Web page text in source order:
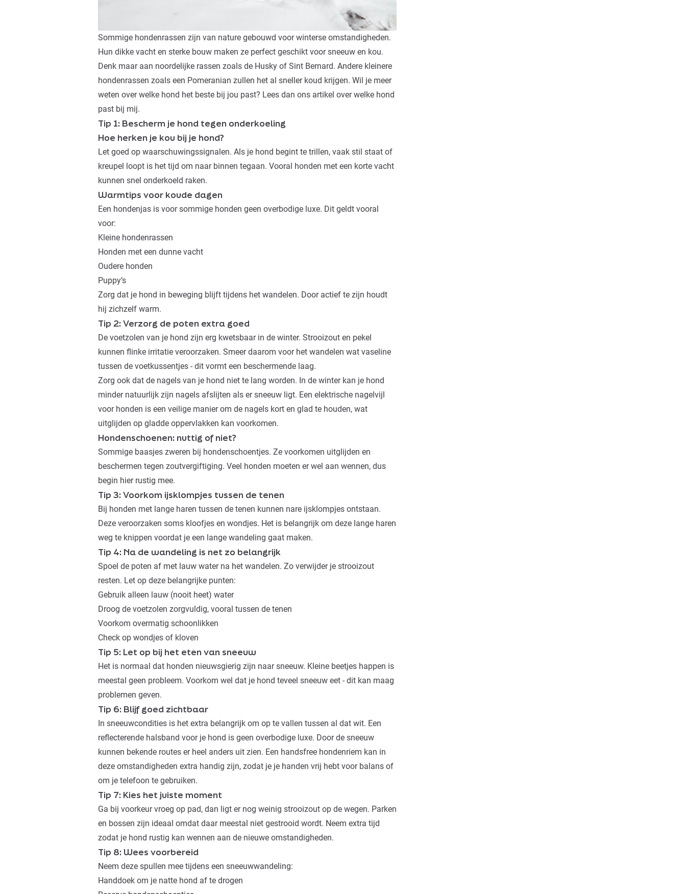
Sommige hondenrassen zijn van nature gebouwd voor winterse omstandigheden.
Hun dikke vacht en sterke bouw maken ze perfect geschikt voor sneeuw en kou.
Denk maar aan noordelijke rassen zoals de Husky of Sint Bernard. Andere kleinere
hondenrassen zoals een Pomeranian zullen het al sneller koud krijgen. Wil je meer
weten over welke hond het beste bij jou past? Lees dan ons artikel overwelke hond
past bij mij.
Tip 1: Bescherm je hond tegen onderkoeling
Hoe herken je kou bij je hond?
Let goed op waarschuwingssignalen. Als je hond begint te trillen, vaak stil staat of
kreupel loopt is het tijd om naar binnen tegaan. Vooral honden met een korte vacht
kunnen snel onderkoeld raken.
Warmtips voor koude dagen
Een hondenjas is voor sommige honden geen overbodige luxe. Dit geldt vooral
voor:
Kleine hondenrassen
Honden met een dunne vacht
Oudere honden
Puppy’s
Zorg dat je hond in beweging blijft tijdens het wandelen. Door actief te zijn houdt
hij zichzelf warm.
Tip 2: Verzorg de poten extra goed
De voetzolen van je hond zijn erg kwetsbaar in de winter. Strooizout en pekel
kunnen flinke irritatie veroorzaken. Smeer daarom voor het wandelen wat vaseline
tussen de voetkussentjes - dit vormt een beschermende laag.
Zorg ook dat de nagels van je hond niet te lang worden. In de winter kan je hond
minder natuurlijk zijn nagels afslijten als er sneeuw ligt. Een elektrische nagelvijl
voor honden is een veilige manier om de nagels kort en glad te houden, wat
uitglijden op gladde oppervlakken kan voorkomen.
Hondenschoenen: nuttig of niet?
Sommige baasjes zweren bij hondenschoentjes. Ze voorkomen uitglijden en
beschermen tegen zoutvergiftiging. Veel honden moeten er wel aan wennen, dus
begin hier rustig mee.
Tip 3: Voorkom ijsklompjes tussen de tenen
Bij honden met lange haren tussen de tenen kunnen nare ijsklompjes ontstaan.
Deze veroorzaken soms kloofjes en wondjes. Het is belangrijk om deze lange haren
weg te knippen voordat je een lange wandeling gaat maken.
Tip 4: Na de wandeling is net zo belangrijk
Spoel de poten af met lauw water na het wandelen. Zo verwijder je strooizout
resten. Let op deze belangrijke punten:
Gebruik alleen lauw (nooit heet) water
Droog de voetzolen zorgvuldig, vooral tussen de tenen
Voorkom overmatig schoonlikken
Check op wondjes of kloven
Tip 5: Let op bij het eten van sneeuw
Het is normaal dat honden nieuwsgierig zijn naar sneeuw. Kleine beetjes happen is
meestal geen probleem. Voorkom wel dat je hond teveel sneeuw eet - dit kan maag
problemen geven.
Tip 6: Blijf goed zichtbaar
In sneeuwcondities is het extra belangrijk om op te vallen tussen al dat wit. Een
reflecterende halsband voor je hond is geen overbodige luxe. Door de sneeuw
kunnen bekende routes er heel anders uit zien. Een handsfree hondenriem kan in
deze omstandigheden extra handig zijn, zodat je je handen vrij hebt voor balans of
om je telefoon te gebruiken.
Tip 7: Kies het juiste moment
Ga bij voorkeur vroeg op pad, dan ligt er nog weinig strooizout op de wegen. Parken
en bossen zijn ideaal omdat daar meestal niet gestrooid wordt. Neem extra tijd
zodat je hond rustig kan wennen aan de nieuwe omstandigheden.
Tip 8: Wees voorbereid
Neem deze spullen mee tijdens een sneeuwwandeling:
Handdoek om je natte hond af te drogen